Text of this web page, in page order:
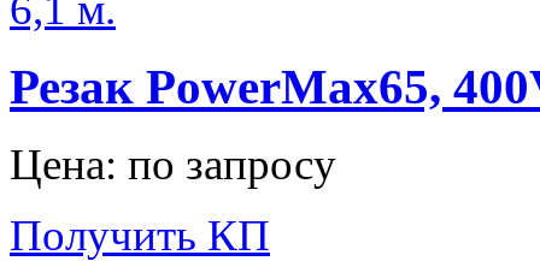
Резак PowerMax65,
Цена: по запросу
Получить КП